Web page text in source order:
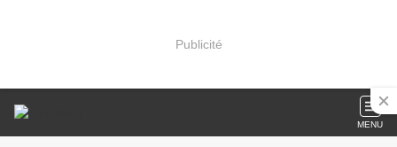
Publicité
MENU